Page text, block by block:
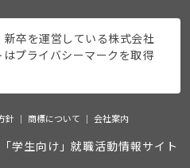
新卒を運営している株式会社
はプライバシーマークを取得
針 商標について 会社案内
学生向け」就職活動情報サイト